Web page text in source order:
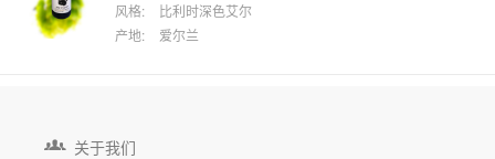
风格:
比利时深色艾尔
产地:
爱尔兰
 关于我们